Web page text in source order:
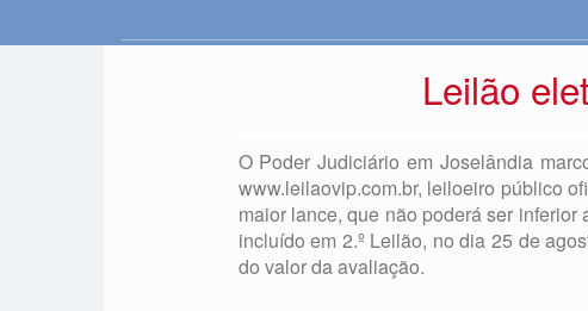
Leilão
O Poder Judiciário em Joselândia
www.leilaovip.com.br, leiloeiro público
maior lance, que não poderá ser
incluído em 2.º Leilão, no dia 25 de
do valor da avaliação.